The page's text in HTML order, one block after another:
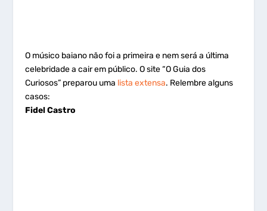
O músico baiano não foi a primeira e nem será a última
celebridade a cair em público. O site “O Guia dos
Curiosos” preparou uma lista extensa. Relembre alguns
casos:
Fidel Castro